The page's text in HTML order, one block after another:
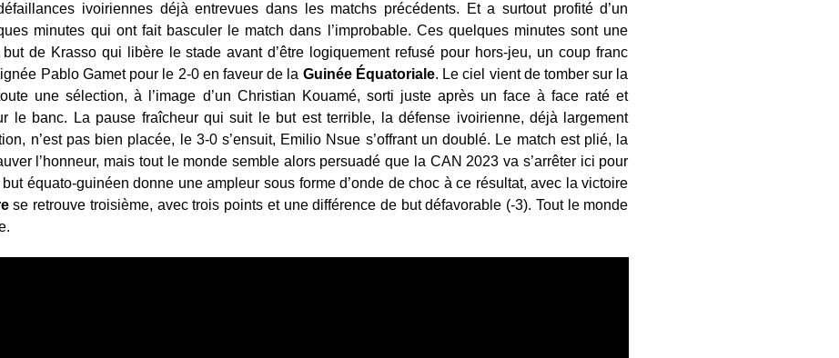
ivoiriennes déjà entrevues dans les matchs précédents. Et a surtout profité d’un
minutes qui ont fait basculer le match dans l’improbable. Ces quelques minutes sont une
de Krasso qui libère le stade avant d’être logiquement refusé pour hors-jeu, un coup franc
Pablo Gamet pour le 2-0 en faveur de la Guinée Équatoriale. Le ciel vient de tomber sur la
une sélection, à l’image d’un Christian Kouamé, sorti juste après un face à face raté et
le banc. La pause fraîcheur qui suit le but est terrible, la défense ivoirienne, déjà largement
n’est pas bien placée, le 3-0 s’ensuit, Emilio Nsue s’offrant un doublé. Le match est plié, la
l’honneur, mais tout le monde semble alors persuadé que la CAN 2023 va s’arrêter ici pour
équato-guinéen donne une ampleur sous forme d’onde de choc à ce résultat, avec la victoire
se retrouve troisième, avec trois points et une différence de but défavorable (-3). Tout le monde